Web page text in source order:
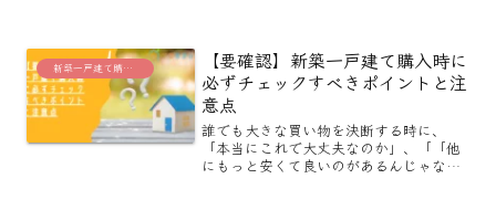
うか。そのお気持ち、とてもよ...
新築一戸建て購入に役立つブログ
【要確認】新築一戸建て購入時に
必ずチェックすべきポイントと注
意点
誰でも大きな買い物を決断する時に、
「本当にこれで大丈夫なのか」、「「他
にもっと安くて良いのがあるんじゃない